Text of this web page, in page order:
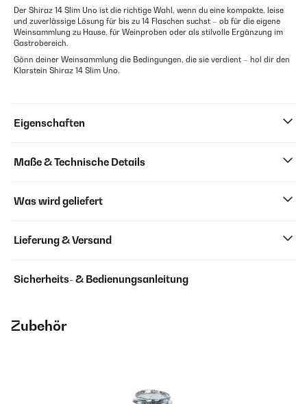
Der Shiraz 14 Slim Uno ist die richtige Wahl, wenn du eine kompakte, leise
und zuverlässige Lösung für bis zu 14 Flaschen suchst – ob für die eigene
Weinsammlung zu Hause, für Weinproben oder als stilvolle Ergänzung im
Gastrobereich.
Gönn deiner Weinsammlung die Bedingungen, die sie verdient – hol dir den
Klarstein Shiraz 14 Slim Uno.
Eigenschaften
Maße & Technische Details
Was wird geliefert
Lieferung & Versand
Sicherheits- & Bedienungsanleitung
Zubehör